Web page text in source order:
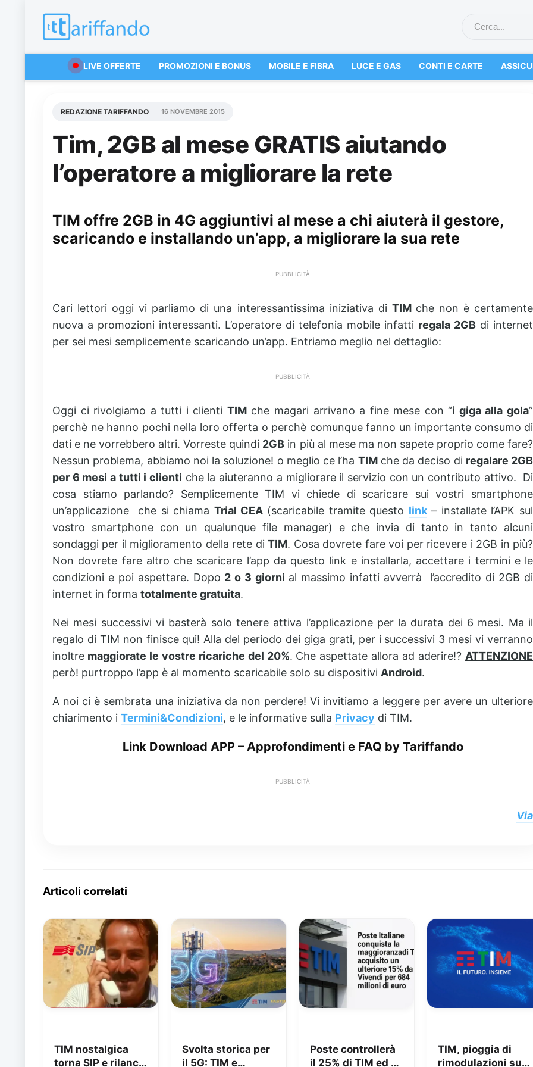
LIVE OFFERTE PROMOZIONI E BONUS MOBILE E FIBRA LUCE E GAS CONTI E CARTE
Tim, 2GB al mese GRATIS aiutando
l’operatore a migliorare la rete
REDAZIONE TARIFFANDO 16 NOVEMBRE 2015
TIM offre 2GB in 4G aggiuntivi al mese a chi aiuterà il gestore,
scaricando e installando un’app, a migliorare la sua rete
PUBBLICITÀ
Cari lettori oggi vi parliamo di una interessantissima iniziativa di TIM che non è certamente
nuova a promozioni interessanti. L’operatore di telefonia mobile infatti regala 2GB di internet
per sei mesi semplicemente scaricando un’app. Entriamo meglio nel dettaglio:
PUBBLICITÀ
Oggi ci rivolgiamo a tutti i clienti TIMche magari arrivano a fine mese con “i giga alla gola”
perchè ne hanno pochi nella loro offerta o perchè comunque fanno un importante consumo di
dati e ne vorrebbero altri. Vorreste quindi 2GB in più al mese ma non sapete proprio come fare?
Nessun problema, abbiamo noi la soluzione! o meglio ce l’ha TIMche da deciso di regalare 2GB
per 6 mesi a tutti i clienti che la aiuteranno a migliorare il servizio con un contributo attivo. Di
cosa stiamo parlando? Semplicemente TIM vi chiede di scaricare sui vostri smartphone
un’applicazione che si chiama Trial CEA (scaricabile tramite questo link– installate l’APK sul
vostro smartphone con un qualunque file manager) e che invia di tanto in tanto alcuni
sondaggi per il miglioramento della rete diTIM. Cosa dovrete fare voi per ricevere i 2GB in più?
Non dovrete fare altro che scaricare l’app da questo link e installarla, accettare i termini e le
condizioni e poi aspettare. Dopo 2 o 3 giorni al massimo infatti avverrà l’accredito di 2GB di
internet in forma totalmente gratuita.
Nei mesi successivi vi basterà solo tenere attiva l’applicazione per la durata dei 6 mesi. Ma il
regalo di TIM non finisce qui! Alla del periodo dei giga grati, per i successivi 3 mesi vi verranno
inoltre maggiorate le vostre ricariche del 20%. Che aspettate allora ad aderire!? ATTENZIONE
però! purtroppo l’app è al momento scaricabile solo su dispositivi Android.
A noi ci è sembrata una iniziativa da non perdere! Vi invitiamo a leggere per avere un ulteriore
chiarimento i Termini&Condizioni, e le informative sulla Privacy di TIM.
Link Download APP– Approfondimenti e FAQ by Tariffando
PUBBLICITÀ
Via
Articoli correlati
TIM nostalgica
torna SIP e rilancia
Svolta storica per
il 5G: TIM e
Poste controllerà
il 25% di TIM ed è
TIM, pioggia di
rimodulazioni su